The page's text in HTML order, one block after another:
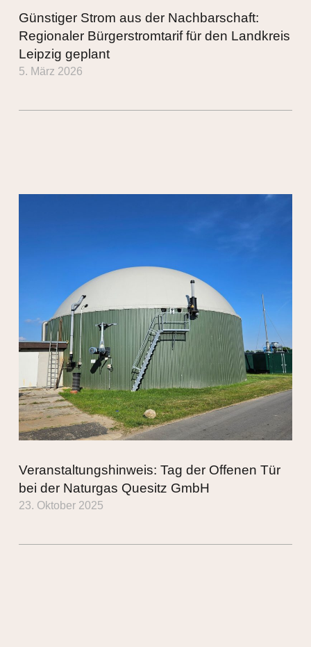
Günstiger Strom aus der Nachbarschaft:
Regionaler Bürgerstromtarif für den Landkreis
Leipzig geplant
5. März 2026
Veranstaltungshinweis: Tag der Offenen Tür
bei der Naturgas Quesitz GmbH
23. Oktober 2025